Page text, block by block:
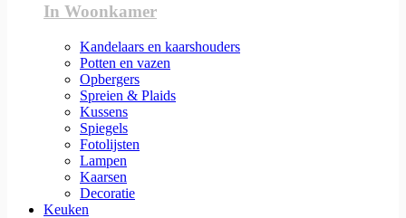
In Woonkamer
Kandelaars en kaarshouders
Potten en vazen
Opbergers
Spreien & Plaids
Kussens
Spiegels
Fotolijsten
Lampen
Kaarsen
Decoratie
Keuken